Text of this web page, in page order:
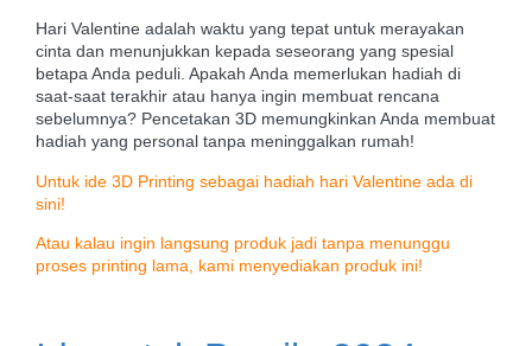
Hari Valentine adalah waktu yang tepat untuk merayakan
cinta dan menunjukkan kepada seseorang yang spesial
betapa Anda peduli. Apakah Anda memerlukan hadiah di
saat-saat terakhir atau hanya ingin membuat rencana
sebelumnya? Pencetakan 3D memungkinkan Anda membuat
hadiah yang personal tanpa meninggalkan rumah!
Untuk ide 3D Printing sebagai hadiah hari Valentine ada di
sini!
Atau kalau ingin langsung produk jadi tanpa menunggu
proses printing lama, kami menyediakan produk ini!